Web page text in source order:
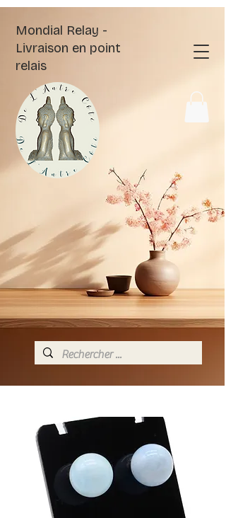
Mondial Relay -
Livraison en point
relais